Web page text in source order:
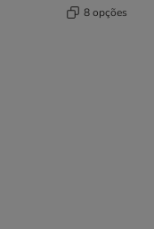
8 opções